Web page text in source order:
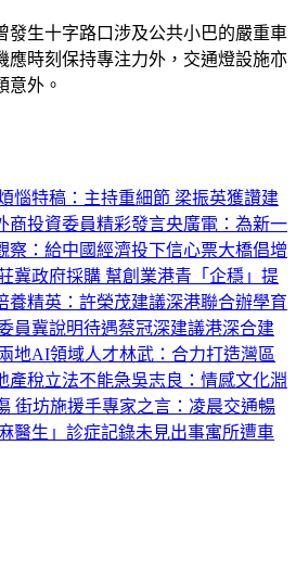
發生十字路口涉及公共小巴的嚴重車
應時刻保持專注力外，交通燈設施亦
意外。
惱特稿：主持重細節 梁振英獲讚建
商投資委員精彩發言央廣電：為新一
察：給中國經濟投下信心票大橋倡增
冀政府採購 幫創業港青「企穩」 提
養精英：許榮茂建議深港聯合辦學育
員冀說明待遇蔡冠深建議港深合建
地AI領域人才林武：合力打造灣區
產稅立法不能急吳志良：情感文化淵
街坊施援手專家之言：凌晨交通暢
麻醫生」診症記錄未見出事寓所遭車